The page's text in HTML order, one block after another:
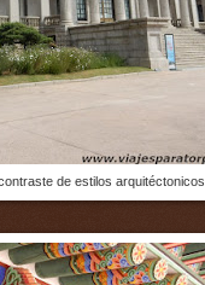
de estilos arquitéctonicos